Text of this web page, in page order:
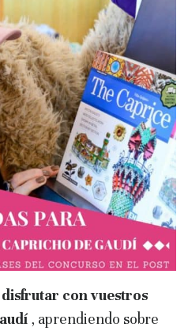
disfrutar con vuestros
, aprendiendo sobre